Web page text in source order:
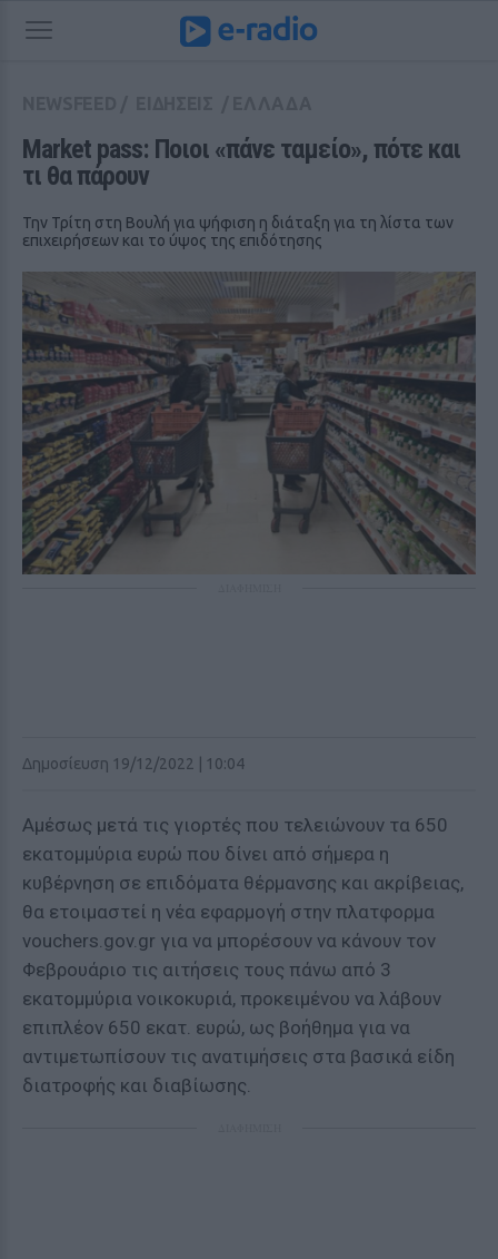
Market pass: Ποιοι «πάνε ταμείο», πότε και
τι θα πάρουν
Την Τρίτη στη Βουλή για ψήφιση η διάταξη για τη λίστα των
επιχειρήσεων και το ύψος της επιδότησης
Δημοσίευση 19/12/2022 | 10:04
Αμέσως μετά τις γιορτές που τελειώνουν τα 650
εκατομμύρια ευρώ που δίνει από σήμερα η
κυβέρνηση σε επιδόματα θέρμανσης και ακρίβειας,
θα ετοιμαστεί η νέα εφαρμογή στην πλατφορμα
vouchers.gov.gr για να μπορέσουν να κάνουν τον
Φεβρουάριο τις αιτήσεις τους πάνω από 3
εκατομμύρια νοικοκυριά, προκειμένου να λάβουν
επιπλέον 650 εκατ. ευρώ, ως βοήθημα για να
αντιμετωπίσουν τις ανατιμήσεις στα βασικά είδη
διατροφής και διαβίωσης.